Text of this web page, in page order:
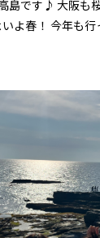
島です♪ 大阪も
よ春！ 今年も